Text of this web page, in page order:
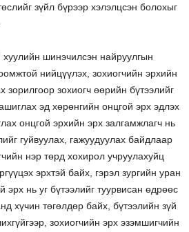
зүйл бүрээр хэлэлцсэн болохыг
хуулийн шинэчилсэн найруулгын
нийцүүлэх, зохиогчийн эрхийн
зорилгоор зохиогч өөрийн бүтээлийг
эд хөрөнгийн онцгой эрх эдлэх
онцгой эрхийн эрх залгамжлагч нь
гуйвуулах, гажуудуулах байдлаар
нэр төрд хохирол учруулахуйц
эрхтэй байх, гэрэл зургийн уран
эрх нь уг бүтээлийг туурвисан өдрөөс
хүчин төгөлдөр байх, бүтээлийн зүй
зохиогчийн эрх эзэмшигчийн